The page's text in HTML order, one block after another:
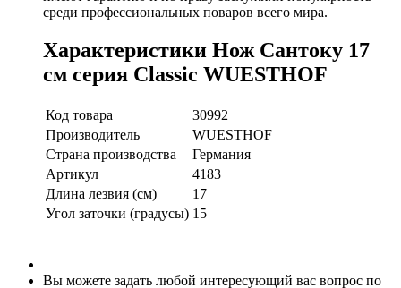
среди профессиональных поваров всего мира.
Характеристики Нож Сантоку 17
см серия Classic WUESTHOF
Код товара
30992
Производитель
WUESTHOF
Страна производства
Германия
Артикул
4183
Длина лезвия (см)
17
Угол заточки (градусы) 15
Вы можете задать любой интересующий вас вопрос по